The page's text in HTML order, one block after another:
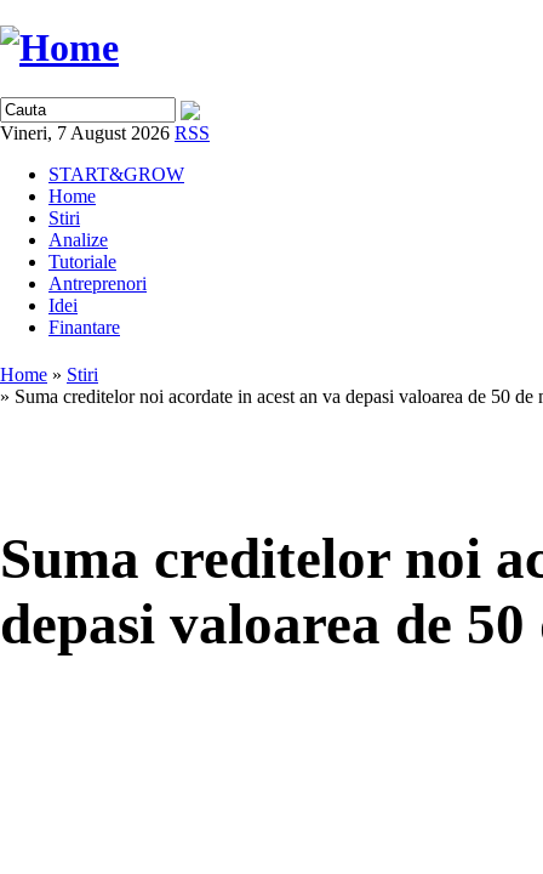
Vineri, 7 August 2026 RSS
START&GROW
Home
Stiri
Analize
Tutoriale
Antreprenori
Idei
Finantare
Home » Stiri
» Suma creditelor noi acordate in acest an va depasi valoarea de 50
Suma creditelor noi
depasi valoarea de